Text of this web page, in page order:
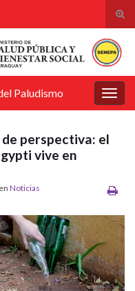
el
de
la
Paludismo
perspectiva: el
vive en
en Noticias